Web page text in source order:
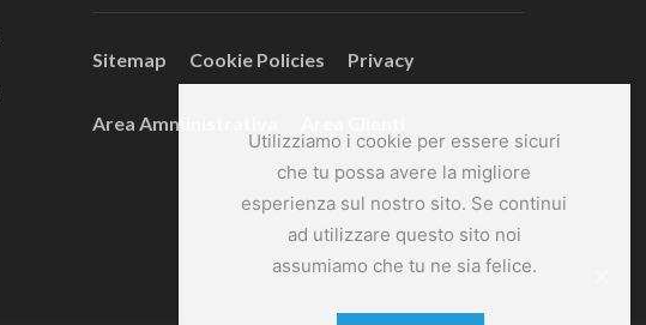
Utilizziamo i cookie per essere sicuri
che tu possa avere la migliore
esperienza sul nostro sito. Se continui
ad utilizzare questo sito noi
assumiamo che tu ne sia felice.
Sitemap Cookie Policies Privacy
Area Amministrativa